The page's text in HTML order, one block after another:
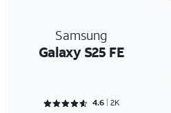
Samsung
Galaxy S25 FE
Rated 4.6286 out of 5
4.6 2K